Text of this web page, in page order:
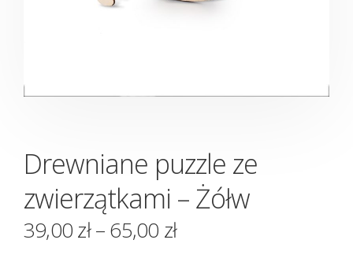
Drewniane puzzle ze
zwierzątkami – Żółw
39,00zł–65,00 zł